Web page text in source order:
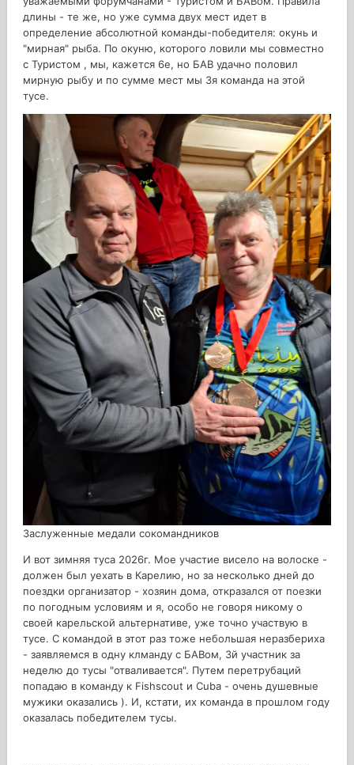
длины - те же, но уже сумма двух мест идет в
определение абсолютной команды-победителя: окунь и
"мирная" рыба. По окуню, которого ловили мы совместно
с Туристом , мы, кажется 6е, но БАВ удачно половил
мирную рыбу и по сумме мест мы 3я команда на этой
тусе.
Заслуженные медали сокомандников
И вот зимняя туса 2026г. Мое участие висело на волоске -
должен был уехать в Карелию, но за несколько дней до
поездки организатор - хозяин дома, откразался от поезки
по погодным условиям и я, особо не говоря никому о
своей карельской альтернативе, уже точно участвую в
тусе. С командой в этот раз тоже небольшая неразбериха
- заявляемся в одну клманду с БАВом, 3й участник за
неделю до тусы "отваливается". Путем перетрубаций
попадаю в команду к Fishscout и Cuba - очень душевные
мужики оказались ). И, кстати, их команда в прошлом году
оказалась победителем тусы.